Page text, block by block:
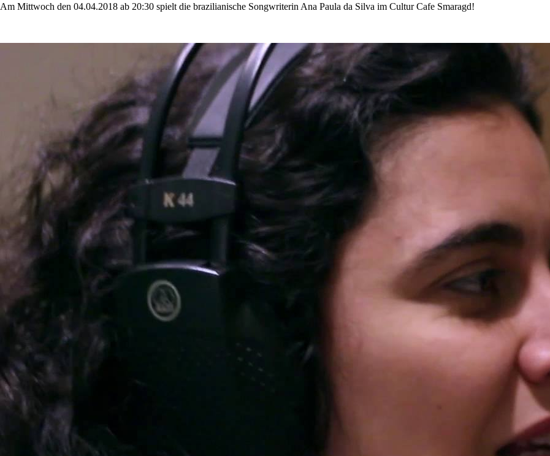
Am Mittwoch den 04.04.2018 ab 20:30 spielt die brazilianische Songwriterin Ana Paula da Silva im Cultur Cafe Smaragd!